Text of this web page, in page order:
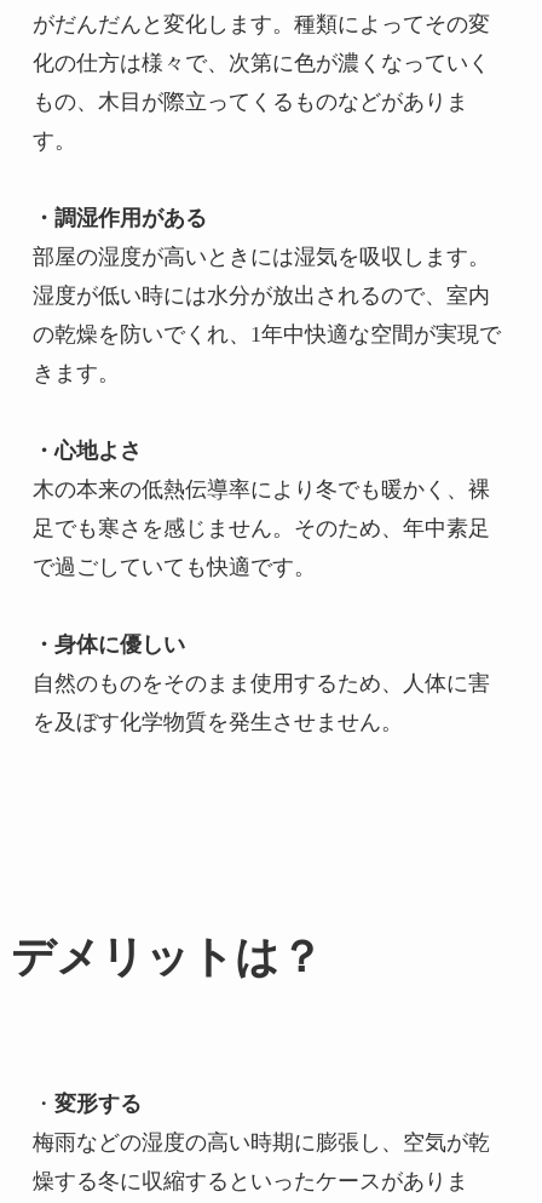
がだんだんと変化します。種類によってその変
化の仕方は様々で、次第に色が濃くなっていく
もの、木目が際立ってくるものなどがありま
す。
・調湿作用がある
部屋の湿度が高いときには湿気を吸収します。
湿度が低い時には水分が放出されるので、室内
の乾燥を防いでくれ、1年中快適な空間が実現で
きます。
・心地よさ
木の本来の低熱伝導率により冬でも暖かく、裸
足でも寒さを感じません。そのため、年中素足
で過ごしていても快適です。
・身体に優しい
自然のものをそのまま使用するため、人体に害
を及ぼす化学物質を発生させません。
デメリットは？
・ 変形する
梅雨などの湿度の高い時期に膨張し、空気が乾
燥する冬に収縮するといったケースがありま